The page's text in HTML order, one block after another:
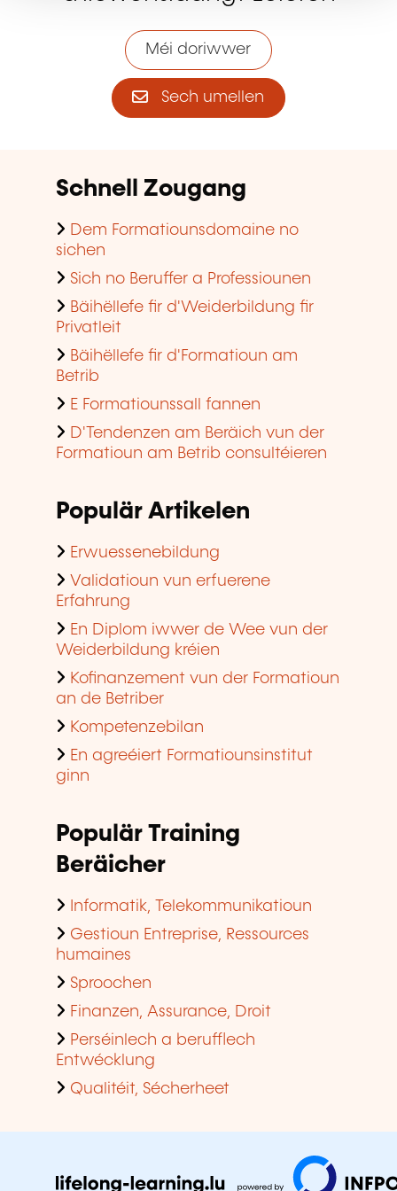
Méi doriwwer
Sech umellen
Schnell Zougang
Dem Formatiounsdomaine no
sichen
Sich no Beruffer a Professiounen
Bäihëllefe fir d'Weiderbildung fir
Privatleit
Bäihëllefe fir d'Formatioun am
Betrib
E Formatiounssall fannen
D'Tendenzen am Beräich vun der
Formatioun am Betrib consultéieren
Populär Artikelen
Erwuessenebildung
Validatioun vun erfuerene
Erfahrung
En Diplom iwwer de Wee vun der
Weiderbildung kréien
Kofinanzement vun der Formatioun
an de Betriber
Kompetenzebilan
En agreéiert Formatiounsinstitut
ginn
Populär Training
Beräicher
Informatik, Telekommunikatioun
Gestioun Entreprise, Ressources
humaines
Sproochen
Finanzen, Assurance, Droit
Perséinlech a berufflech
Entwécklung
Qualitéit, Sécherheet